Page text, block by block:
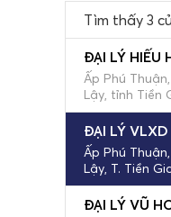
Tìm thấy 3
ĐẠI LÝ HIẾU
Ấp Phú
Lậy, tỉnh Tiền
ĐẠI LÝ
Ấp Phú
Lậy, T. Tiền
ĐẠI LÝ VŨ